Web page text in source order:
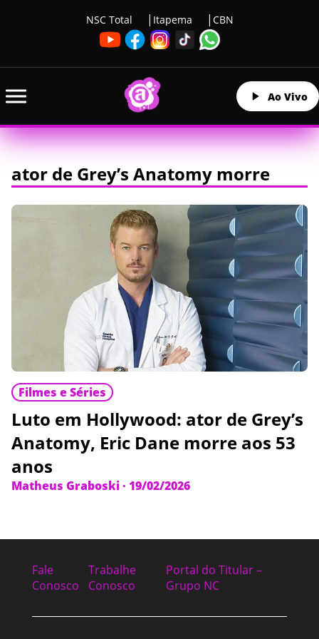
NSC Total Itapema CBN
Ao Vivo
ator de Grey’s Anatomy morre
Filmes e Séries
Luto em Hollywood: ator de Grey’s
Anatomy, Eric Dane morre aos 53
anos
Matheus Graboski· 19/02/2026
Fale
Conosco
Trabalhe
Conosco
Portal do Titular –
Grupo NC